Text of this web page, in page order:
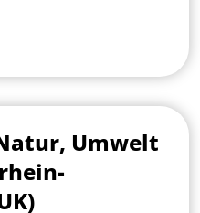
Umwelt